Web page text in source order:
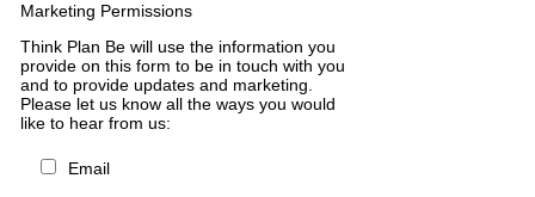
Marketing Permissions
Think Plan Be will use the information you
provide on this form to be in touch with you
and to provide updates and marketing.
Please let us know all the ways you would
like to hear from us:
Email